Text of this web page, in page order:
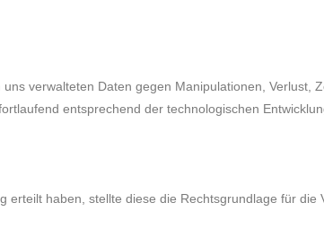
verwalteten Daten gegen Manipulationen, Verlust,
entsprechend der technologischen
haben, stellte diese die Rechtsgrundlage für die